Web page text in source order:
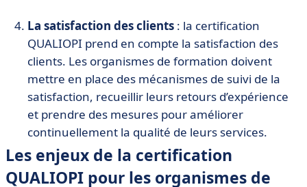
La satisfaction des clients : la certification
QUALIOPI prend en compte la satisfaction des
clients. Les organismes de formation doivent
mettre en place des mécanismes de suivi de la
satisfaction, recueillir leurs retours d’expérience
et prendre des mesures pour améliorer
continuellement la qualité de leurs services.
Les enjeux de la certification
QUALIOPI pour les organismes de